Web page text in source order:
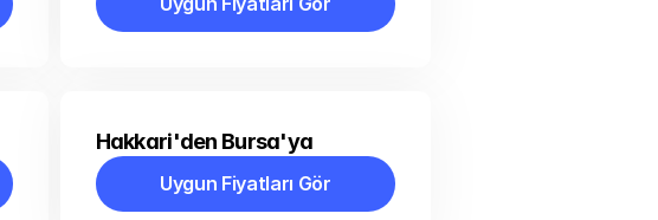
Uygun Fiyatları Gör
Hakkari'den Bursa'ya
Uygun Fiyatları Gör
Uygun Fiyatları Gör